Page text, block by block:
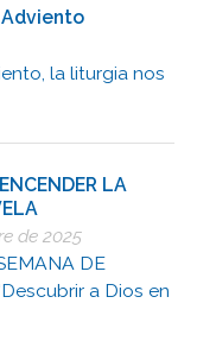
la liturgia nos
LA
de 2025
DE
a Dios en